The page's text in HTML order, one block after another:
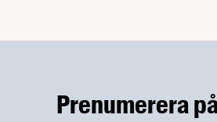
Prenumerera